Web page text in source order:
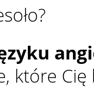
które Cię